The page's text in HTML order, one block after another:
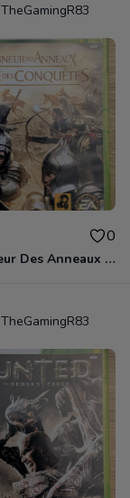
TheGamingR83
0
Le Seigneur Des Anneaux - L'âge Des Conquêtes Xbox 360
TheGamingR83